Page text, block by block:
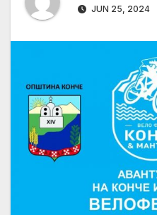
JUN 25, 2024